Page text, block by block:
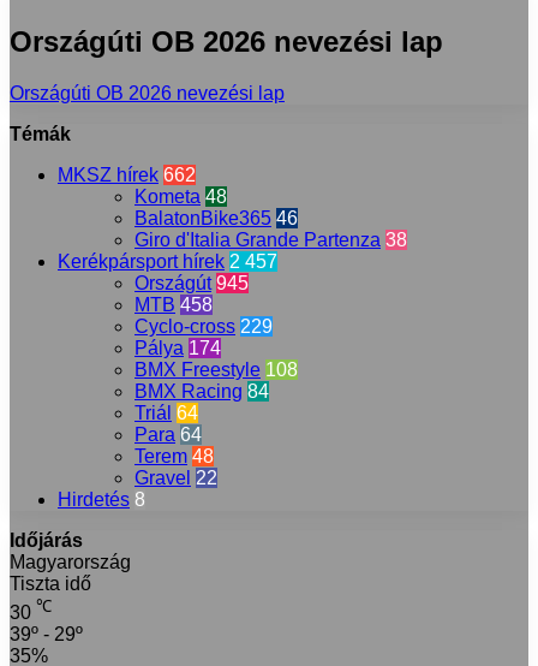
Országúti OB 2026 nevezési lap
Országúti OB 2026 nevezési lap
Témák
MKSZ hírek 662
Kometa 48
BalatonBike365 46
Giro d'Italia Grande Partenza 38
Kerékpársport hírek 2 457
Országút 945
MTB 458
Cyclo-cross 229
Pálya 174
BMX Freestyle 108
BMX Racing 84
Triál 64
Para 64
Terem 48
Gravel 22
Hirdetés 8
Időjárás
Magyarország
Tiszta idő
30 ℃
39º - 29º
35%